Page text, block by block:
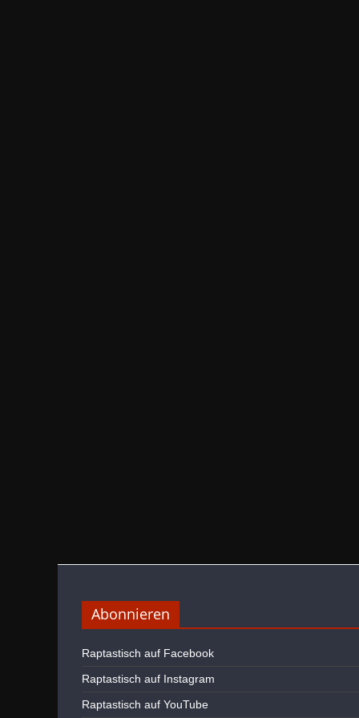
Abonnieren
Raptastisch auf Facebook
Raptastisch auf Instagram
Raptastisch auf YouTube